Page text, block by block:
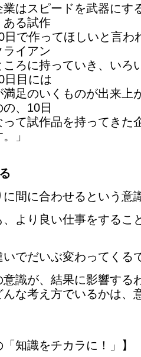
はスピードを武器にす
ある試作
作ってほしいと言わ
ライアン
に持っていき、いろ
日目には
のいくものが出来上
、10日
試作品を持ってきた
」
間に合わせるという意
より良い仕事をするこ
でだいぶ変わってくる
識が、結果に影響する
な考え方でいるかは、
知識をチカラに！」】